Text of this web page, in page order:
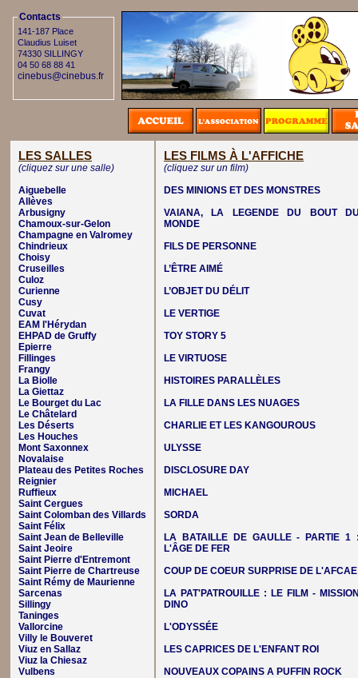
Contacts
141-187 Place
Claudius Luiset
74330 SILLINGY
04 50 68 88 41
cinebus@cinebus.fr
LES SALLES
(cliquez sur une salle)
Aiguebelle
Allèves
Arbusigny
Chamoux-sur-Gelon
Champagne en Valromey
Chindrieux
Choisy
Cruseilles
Culoz
Curienne
Cusy
Cuvat
EAM l'Hérydan
EHPAD de Gruffy
Epierre
Fillinges
Frangy
La Biolle
La Giettaz
Le Bourget du Lac
Le Châtelard
Les Déserts
Les Houches
Mont Saxonnex
Novalaise
Plateau des Petites Roches
Reignier
Ruffieux
Saint Cergues
Saint Colomban des Villards
Saint Félix
Saint Jean de Belleville
Saint Jeoire
Saint Pierre d'Entremont
Saint Pierre de Chartreuse
Saint Rémy de Maurienne
Sarcenas
Sillingy
Taninges
Vallorcine
Villy le Bouveret
Viuz en Sallaz
Viuz la Chiesaz
Vulbens
LES FILMS À L'AFFICHE
(cliquez sur un film)
DES MINIONS ET DES MONSTRES
VAIANA, LA LEGENDE DU BOUT
MONDE
FILS DE PERSONNE
L’ÊTRE AIMÉ
L’OBJET DU DÉLIT
LE VERTIGE
TOY STORY 5
LE VIRTUOSE
HISTOIRES PARALLÈLES
LA FILLE DANS LES NUAGES
CHARLIE ET LES KANGOUROUS
ULYSSE
DISCLOSURE DAY
MICHAEL
SORDA
LA BATAILLE DE GAULLE - PARTIE 1
L'ÂGE DE FER
COUP DE COEUR SURPRISE DE L'AFCAE
LA PAT'PATROUILLE : LE FILM -
DINO
L'ODYSSÉE
LES CAPRICES DE L'ENFANT ROI
NOUVEAUX COPAINS A PUFFIN ROCK